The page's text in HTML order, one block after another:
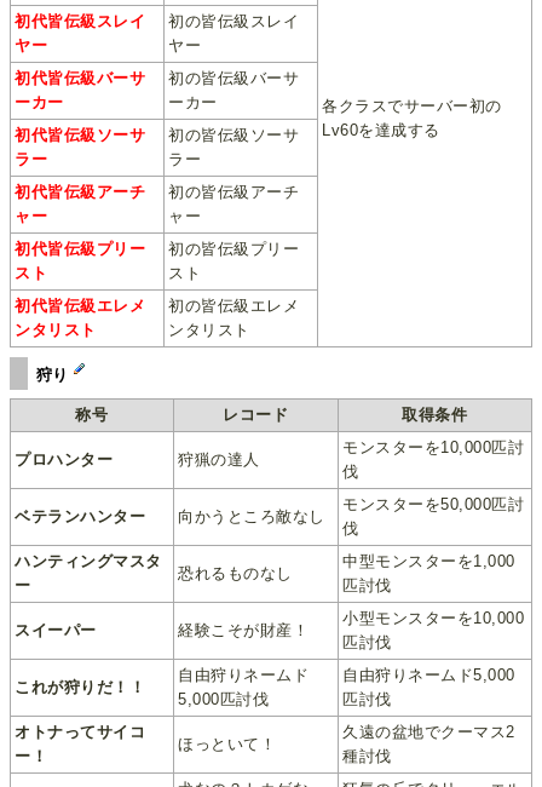
各クラスでサーバー初の
Lv60を達成する
初代皆伝級スレイ
ヤー
初の皆伝級スレイ
ヤー
初代皆伝級バーサ
ーカー
初の皆伝級バーサ
ーカー
初代皆伝級ソーサ
ラー
初の皆伝級ソーサ
ラー
初代皆伝級アーチ
ャー
初の皆伝級アーチ
ャー
初代皆伝級プリー
スト
初の皆伝級プリー
スト
初代皆伝級エレメ
ンタリスト
初の皆伝級エレメ
ンタリスト
狩り
称号 レコード 取得条件
プロハンター 狩猟の達人
モンスターを10,000匹討
伐
ベテランハンター 向かうところ敵なし
モンスターを50,000匹討
伐
ハンティングマスタ
ー
恐れるものなし
中型モンスターを1,000
匹討伐
スイーパー 経験こそが財産！
小型モンスターを10,000
匹討伐
これが狩りだ！！
自由狩りネームド
5,000匹討伐
自由狩りネームド5,000
匹討伐
オトナってサイコ
ー！
ほっといて！
久遠の盆地でクーマス2
種討伐